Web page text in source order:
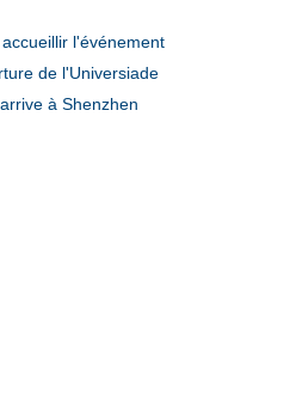
l'événement
de l'Universiade
à Shenzhen